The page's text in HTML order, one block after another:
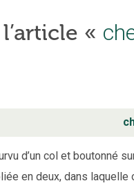
«
d’un col et boutonné
en deux, dans